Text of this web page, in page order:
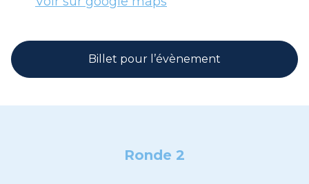
Billet pour l’évènement
Ronde 2